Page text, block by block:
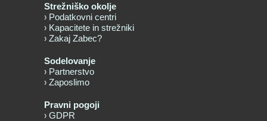
Strežniško okolje
Podatkovni centri
Kapacitete in strežniki
Zakaj Zabec?
Sodelovanje
Partnerstvo
Zaposlimo
Pravni pogoji
GDPR